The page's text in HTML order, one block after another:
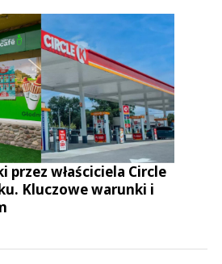
przez właściciela Circle
Kluczowe warunki i